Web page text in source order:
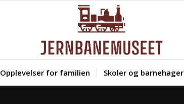
Opplevelser for familien Skoler og barnehager